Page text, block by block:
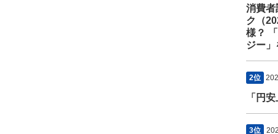
消費
ク（
様？
ジー
2位
「円
3位